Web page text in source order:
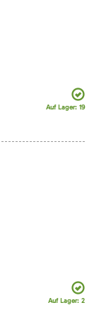
Auf Lager: 19
Auf Lager: 2